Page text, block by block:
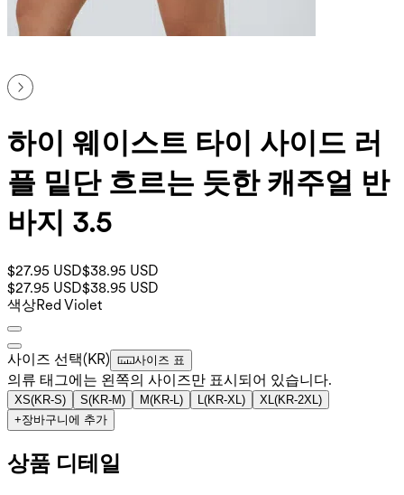
하이 웨이스트 타이 사이드 러
플 밑단 흐르는 듯한 캐주얼 반
바지 3.5
$27.95 USD$38.95 USD
$27.95 USD$38.95 USD
색상Red Violet
사이즈 선택(KR) 사이즈 표
의류 태그에는 왼쪽의 사이즈만 표시되어 있습니다.
XS(KR-S) S(KR-M) M(KR-L) L(KR-XL) XL(KR-2XL)
+장바구니에 추가
상품 디테일